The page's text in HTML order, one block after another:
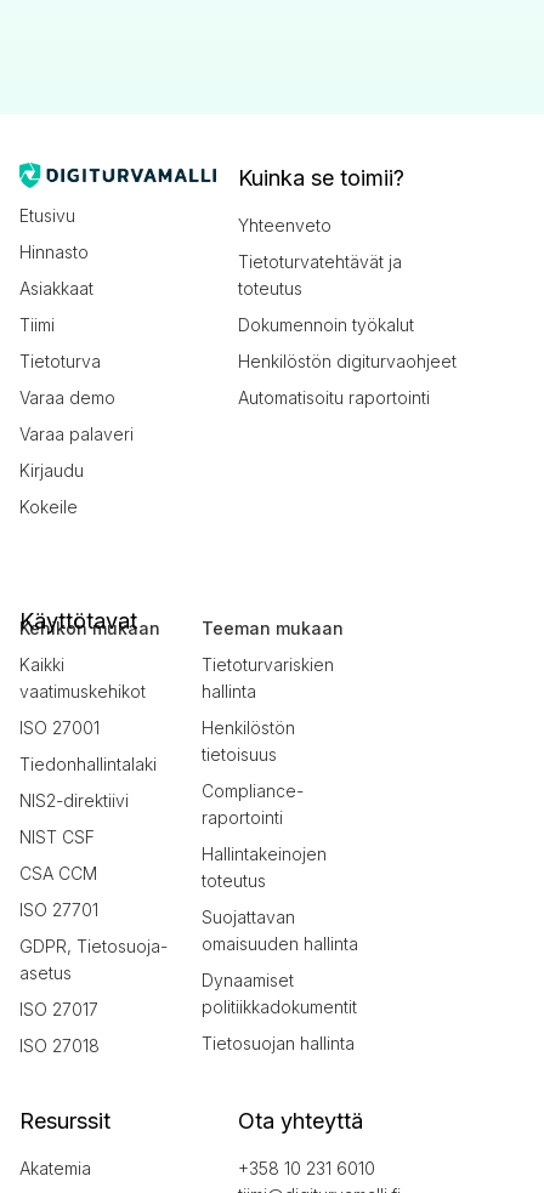
Etusivu
Hinnasto
Asiakkaat
Tiimi
Tietoturva
Varaa demo
Varaa palaveri
Kirjaudu
Kokeile
Kuinka se toimii?
Yhteenveto
Tietoturvatehtävät ja
toteutus
Dokumennoin työkalut
Henkilöstön digiturvaohjeet
Automatisoitu raportointi
Käyttötavat
Kehikon mukaan
Kaikki
vaatimuskehikot
ISO 27001
Tiedonhallintalaki
NIS2-direktiivi
NIST CSF
CSA CCM
ISO 27701
GDPR, Tietosuoja-
asetus
ISO 27017
ISO 27018
Teeman mukaan
Tietoturvariskien
hallinta
Henkilöstön
tietoisuus
Compliance-
raportointi
Hallintakeinojen
toteutus
Suojattavan
omaisuuden hallinta
Dynaamiset
politiikkadokumentit
Tietosuojan hallinta
Resurssit
Akatemia
Ota yhteyttä
+358 10 231 6010